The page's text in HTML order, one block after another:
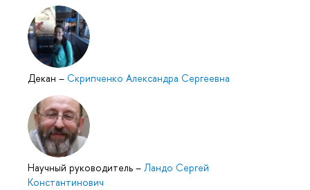
Декан – Скрипченко Александра Сергеевна
Научный руководитель – Ландо Сергей
Константинович